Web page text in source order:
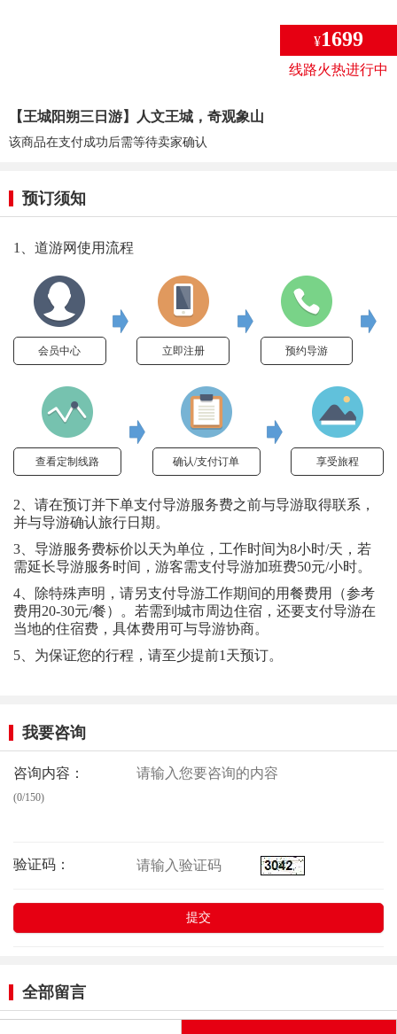
¥1699
线路火热进行中
【王城阳朔三日游】人文王城，奇观象山
该商品在支付成功后需等待卖家确认
预订须知
1、道游网使用流程
会员中心 立即注册 预约导游
查看定制线路 确认/支付订单 享受旅程
2、请在预订并下单支付导游服务费之前与导游取得联系，
并与导游确认旅行日期。
3、导游服务费标价以天为单位，工作时间为8小时/天，若
需延长导游服务时间，游客需支付导游加班费50元/小时。
4、除特殊声明，请另支付导游工作期间的用餐费用（参考
费用20-30元/餐）。若需到城市周边住宿，还要支付导游在
当地的住宿费，具体费用可与导游协商。
5、为保证您的行程，请至少提前1天预订。
我要咨询
咨询内容：
(0/150)
验证码：
全部留言